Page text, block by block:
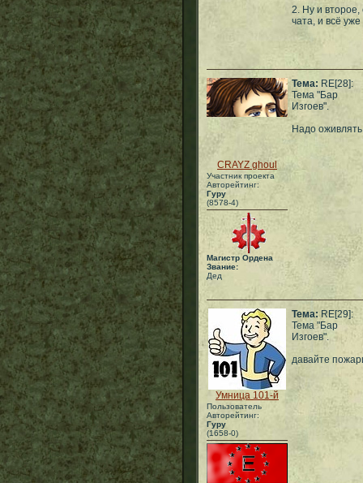
2. Ну и второе,
чата, и всё
CRAYZ ghoul
Участник проекта
Авторейтинг:
Гуру
(8578-4)
Магистр Ордена
Звание:
Дед
Тема: RE[28]:
Тема "Бар
Изгоев".
Надо оживлять
Умница 101-й
Пользователь
Авторейтинг:
Гуру
(1658-0)
Тема: RE[29]:
Тема "Бар
Изгоев".
давайте